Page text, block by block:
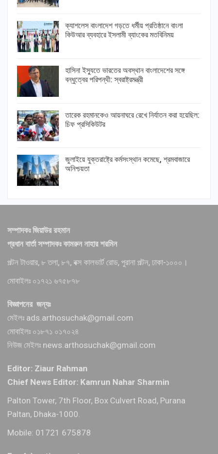
ক্যাশলেস বাংলাদেশ গড়তে ধর্মীয় প্রতিষ্ঠানে বাংলা
কিউআর ব্যবহারে ইসলামী ব্যাংকের মতবিনিময়
হাসিনা ইস্যুতে ভারতের অবস্থান বাংলাদেশের সঙ্গে
বন্ধুত্বের পরিপন্থী: স্বরাষ্ট্রমন্ত্রী
তারেক রহমানকেও আয়নাঘরে রেখে নির্যাতন করা হয়েছিল:
চিফ প্রসিকিউটর
জুলাইয়ে যুক্তরাষ্ট্রে কর্মসংস্থান কমেছে, শ্রমবাজারে
অনিশ্চয়তা
সম্পাদকঃ জিয়াউর রহমান
প্রধান বার্তা সম্পাদকঃ কামরুন নাহার শরমিন
পল্টন টাওয়ার, ৮ তলা, ৮৭, বক্স কালভার্ট রোড, পুরানা পল্টন, ঢাকা-১০০০।
মোবাইলঃ ০১৭২১ ৬৭৫৮৭৮
বিজ্ঞাপনের জন্যঃ
মেইলঃ ads.arthosuchak@gmail.com
মোবাইলঃ ০১৮৭১ ০১৭০২৪
নিউজ মেইলঃ news.arthosuchak@gmail.com
Editor: Ziaur Rahman
Chief News Editor: Kamrun Nahar Sharmin
Palton Tower, 7th Floor, Box Culvert Road, Purana
Paltan, Dhaka-1000.
Mobile: 01721 675878